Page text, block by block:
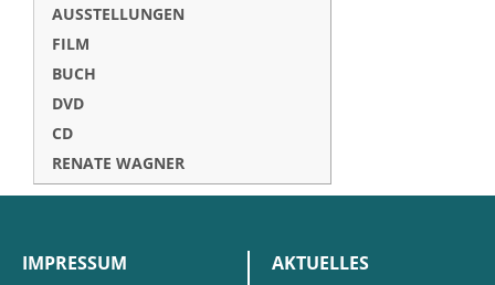
AUSSTELLUNGEN
FILM
BUCH
DVD
CD
RENATE WAGNER
IMPRESSUM
AKTUELLES